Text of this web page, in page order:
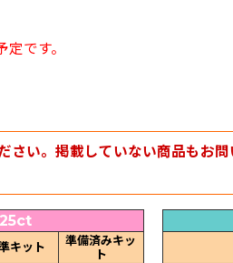
です。
い。掲載していない商品もお
キット
準備済みキッ
ト